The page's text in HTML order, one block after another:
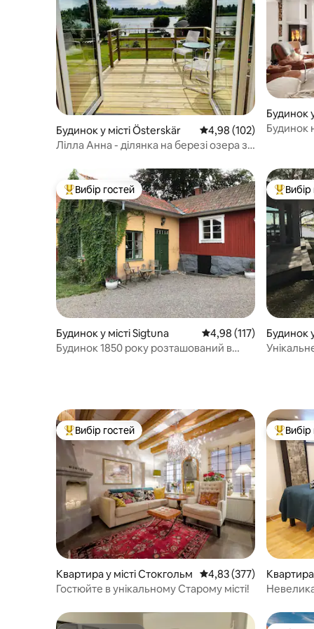
Будинок у місті Österskär Середня оцінка: 4,98 з
4,98 (102)
Лілла Анна - ділянка на березі озера з
Будинок
Топ вибір гостей
Вибір гостей
Будинок у місті Sigtuna Середня оцінка: 4,98 з
4,98 (117)
Будинок 1850 року розташований в
Топ
Будинок
джакузі
Топ вибір гостей
Вибір гостей
Квартира у місті Стокгольм Середня оцінка: 4,83 з
4,83 (377)
Гостюйте в унікальному Старому місті!
Топ
Квартира